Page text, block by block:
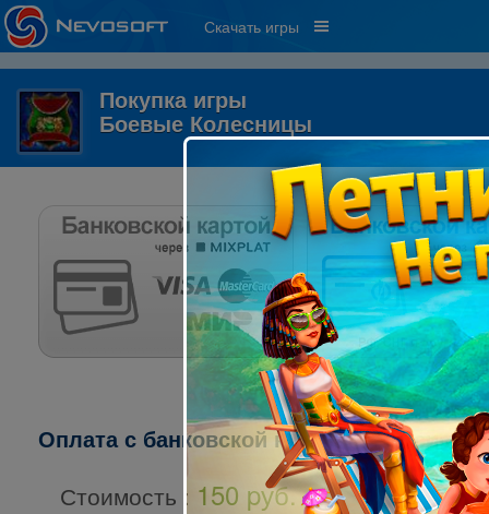
Скачать игры
Покупка игры
Боевые Колесницы
Оплата с банковской карты через
Стоимость : 150 pуб.